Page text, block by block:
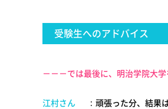
受験生へのアドバイス
－－－では最後に、明治学院大
江村さん : 頑張った分、結果